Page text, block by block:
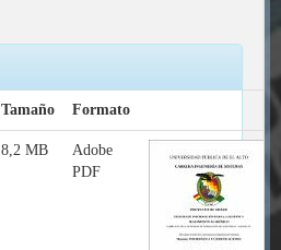
Tamaño Formato
8,2 MB
Adobe
PDF